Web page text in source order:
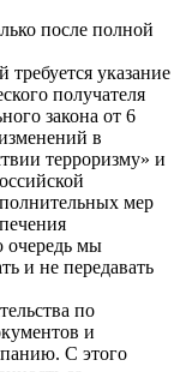
после полной
указание
получателя
закона от 6
в
терроризму» и
мер
очередь мы
и не передавать
по
и
С этого